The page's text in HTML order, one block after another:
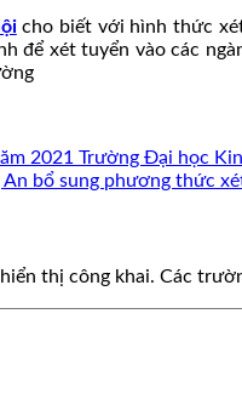
cho biết với hình thức
để xét tuyển vào các
2021 Trường Đại học
bổ sung phương thức
thị công khai. Các